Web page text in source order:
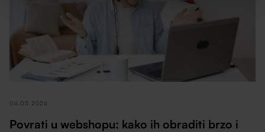
06.05.2026
Povrati u webshopu: kako ih obraditi brzo i